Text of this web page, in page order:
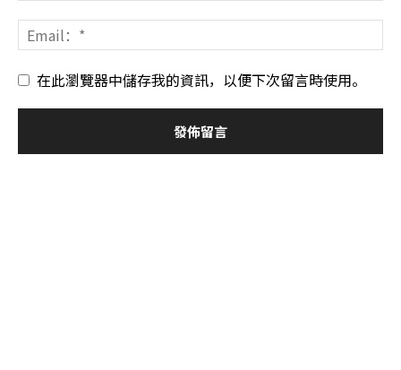
在此瀏覽器中儲存我的資訊，以便下次留言時使用。